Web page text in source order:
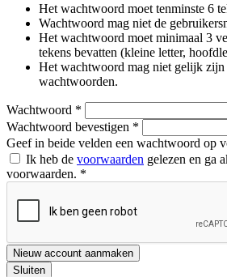
Het wachtwoord moet tenminste 6
Wachtwoord mag niet de
Het wachtwoord moet minimaal 3
tekens bevatten (kleine letter,
Het wachtwoord mag niet gelijk zijn
wachtwoorden.
Wachtwoord *
Wachtwoord bevestigen *
Geef in beide velden een wachtwoord op
Ik heb de voorwaarden gelezen en ga
voorwaarden. *
Nieuw account aanmaken
Sluiten